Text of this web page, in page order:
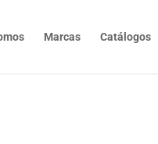
Marcas Catálogos